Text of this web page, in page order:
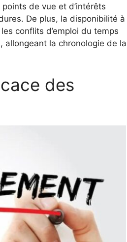
de vue et d’intérêts
De plus, la disponibilité à
conflits d’emploi du temps
la chronologie de la
des